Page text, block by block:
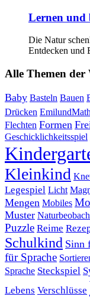
Lernen und
Die Natur
Entdecken und
Alle Themen
Baby Basteln Bauen
Drücken
Flechten Formen
Geschicklichkeitsspiel
Kleinkind
Legespiel Licht
Mengen Mobiles
Muster
Puzzle Reime
Schulkind Sinn
für Sprache
Sprache Steckspiel
Lebens Verschlüsse